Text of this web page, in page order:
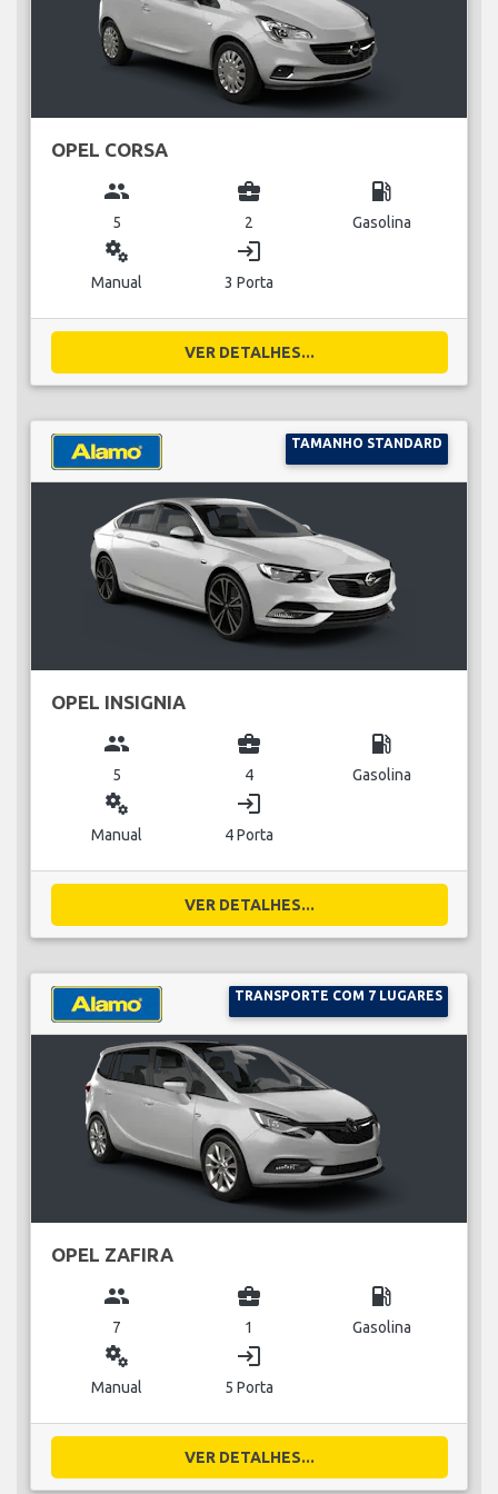
OPEL CORSA
group
5
business_center
2
local_gas_station
Gasolina
miscellaneous_services
Manual
login
3 Porta
VER DETALHES...
TAMANHO STANDARD
OPEL INSIGNIA
group
5
business_center
4
local_gas_station
Gasolina
miscellaneous_services
Manual
login
4 Porta
VER DETALHES...
TRANSPORTE COM 7 LUGARES
OPEL ZAFIRA
group
7
business_center
1
local_gas_station
Gasolina
miscellaneous_services
Manual
login
5 Porta
VER DETALHES...